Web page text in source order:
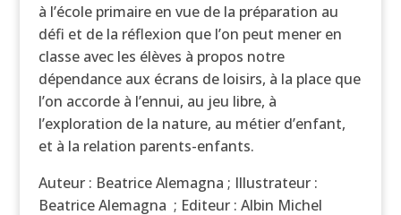
à l’école primaire en vue de la préparation au
défi et de la réflexion que l’on peut mener en
classe avec les élèves à propos notre
dépendance aux écrans de loisirs, à la place que
l’on accorde à l’ennui, au jeu libre, à
l’exploration de la nature, au métier d’enfant,
et à la relation parents-enfants.
Auteur : Beatrice Alemagna ; Illustrateur :
Beatrice Alemagna ; Editeur : Albin Michel